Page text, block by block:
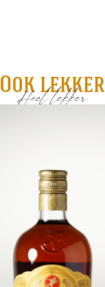
Ook lekker
Heel lekker